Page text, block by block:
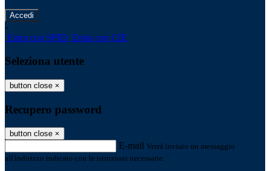
-
Entra con SPID Entra con CIE
Seleziona utente
button close ×
Recupero password
button close ×
E-mail Verrà inviato un messaggio
all'indirizzo indicato con le istruzioni necessarie.